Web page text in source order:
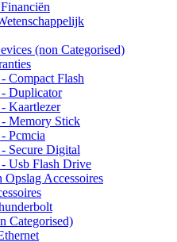
(non Categorised)
Compact Flash
- Duplicator
Kaartlezer
- Memory Stick
Pcmcia
Secure Digital
- Usb Flash Drive
Opslag Accessoires
Categorised)